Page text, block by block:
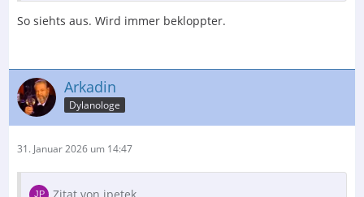
So siehts aus. Wird immer bekloppter.
Arkadin
Dylanologe
31. Januar 2026 um 14:47
Zitat von jpetek